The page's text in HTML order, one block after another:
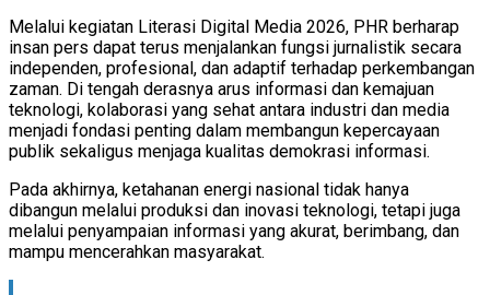
Melalui kegiatan Literasi Digital Media 2026, PHR berharap
insan pers dapat terus menjalankan fungsi jurnalistik secara
independen, profesional, dan adaptif terhadap perkembangan
zaman. Di tengah derasnya arus informasi dan kemajuan
teknologi, kolaborasi yang sehat antara industri dan media
menjadi fondasi penting dalam membangun kepercayaan
publik sekaligus menjaga kualitas demokrasi informasi.
Pada akhirnya, ketahanan energi nasional tidak hanya
dibangun melalui produksi dan inovasi teknologi, tetapi juga
melalui penyampaian informasi yang akurat, berimbang, dan
mampu mencerahkan masyarakat.